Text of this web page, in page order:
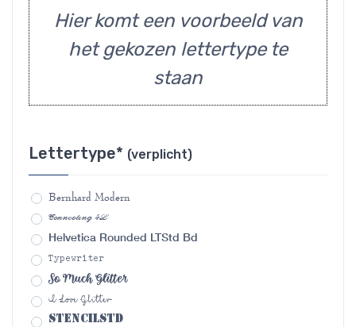
Hier komt een voorbeeld van
het gekozen lettertype te
staan
Lettertype* (verplicht)
Bernhard Modern
Connecting 4L
Helvetica Rounded LTStd Bd
Typewriter
So Much Glitter
I Love Glitter
StencilStd